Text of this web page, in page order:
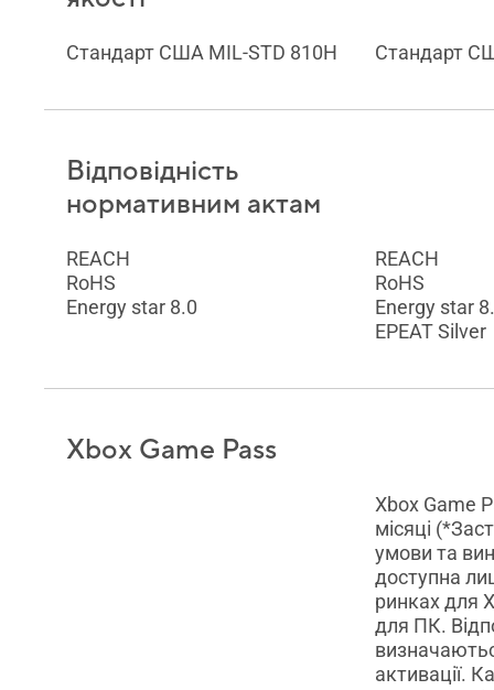
Стандарт США MIL-STD 810H Стандарт
Відповідність
нормативним актам
REACH
RoHS
Energy star 8.0
REACH
RoHS
Energy star
EPEAT Silver
Xbox Game Pass
Xbox Game
місяці
умови та
доступна
ринках для
для ПК.
активації.